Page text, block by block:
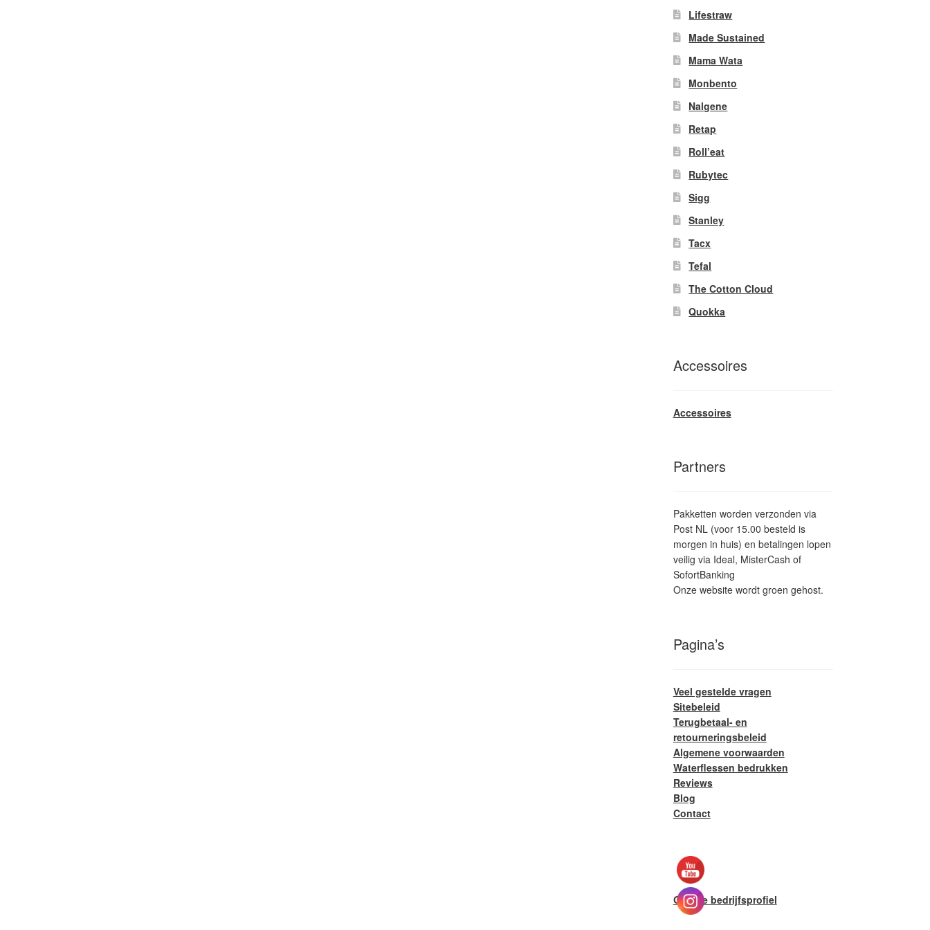
Lifestraw
Made Sustained
Mama Wata
Monbento
Nalgene
Retap
Roll’eat
Rubytec
Sigg
Stanley
Tacx
Tefal
The Cotton Cloud
Quokka
Accessoires
Accessoires
Partners
Pakketten worden verzonden via
Post NL (voor 15.00 besteld is
morgen in huis) en betalingen lopen
veilig via Ideal, MisterCash of
SofortBanking
Onze website wordt groen gehost.
Pagina’s
Veel gestelde vragen
Sitebeleid
Terugbetaal- en
retourneringsbeleid
Algemene voorwaarden
Waterflessen bedrukken
Reviews
Blog
Contact
Google bedrijfsprofiel